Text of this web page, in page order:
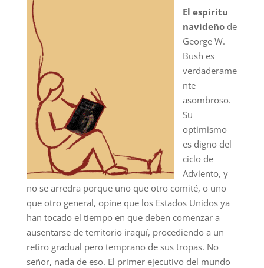
El espíritu
navideñode
George W.
Bush es
verdaderame
nte
asombroso.
Su
optimismo
es digno del
ciclo de
Adviento, y
no se arredra porque uno que otro comité, o uno
que otro general, opine que los Estados Unidos ya
han tocado el tiempo en que deben comenzar a
ausentarse de territorio iraquí, procediendo a un
retiro gradual pero temprano de sus tropas. No
señor, nada de eso. El primer ejecutivo del mundo